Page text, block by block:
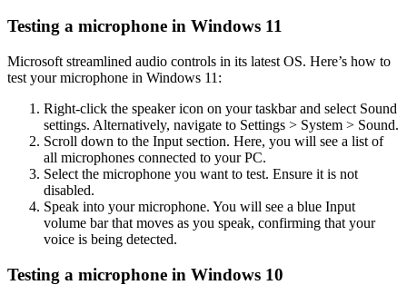
Testing a microphone in Windows 11
Microsoft streamlined audio controls in its latest OS. Here’s how to
test your microphone in Windows 11:
Right-click the speaker icon on your taskbar and select Sound
settings. Alternatively, navigate to Settings > System > Sound.
Scroll down to the Input section. Here, you will see a list of
all microphones connected to your PC.
Select the microphone you want to test. Ensure it is not
disabled.
Speak into your microphone. You will see a blue Input
volume bar that moves as you speak, confirming that your
voice is being detected.
Testing a microphone in Windows 10